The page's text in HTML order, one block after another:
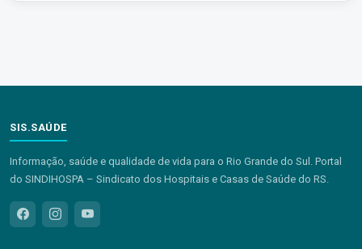
SIS.SAÚDE
Informação, saúde e qualidade de vida para o Rio Grande do Sul. Portal
do SINDIHOSPA – Sindicato dos Hospitais e Casas de Saúde do RS.